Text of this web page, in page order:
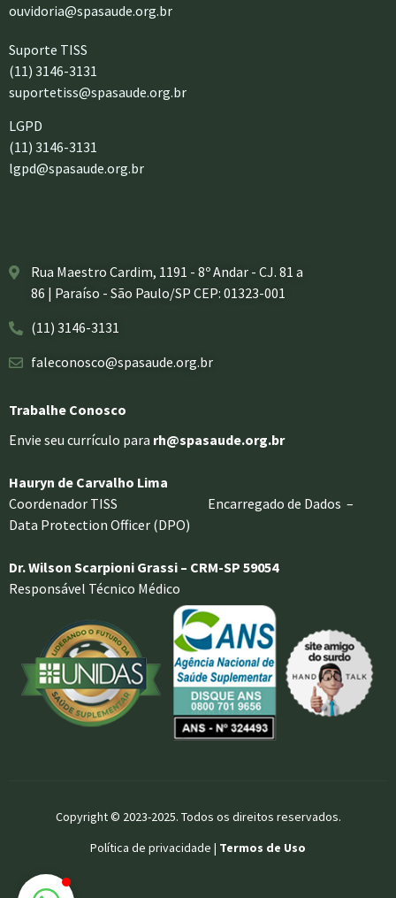
ouvidoria@spasaude.org.br
Suporte TISS
(11) 3146-3131
suportetiss@spasaude.org.br
LGPD
(11) 3146-3131
lgpd@spasaude.org.br
Rua Maestro Cardim, 1191 - 8º Andar - CJ. 81 a
86 | Paraíso - São Paulo/SP CEP: 01323-001
(11) 3146-3131
faleconosco@spasaude.org.br
Trabalhe Conosco
Envie seu currículo para rh@spasaude.org.br
Hauryn de Carvalho Lima
Coordenador TISS Encarregado de Dados –
Data Protection Officer (DPO)
Dr. Wilson Scarpioni Grassi – CRM-SP 59054
Responsável Técnico Médico
Copyright © 2023-2025. Todos os direitos reservados.
Política de privacidade | Termos de Uso